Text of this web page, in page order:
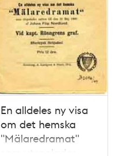
En alldeles ny visa
om det hemska
"Mälaredramat"
som utspelades